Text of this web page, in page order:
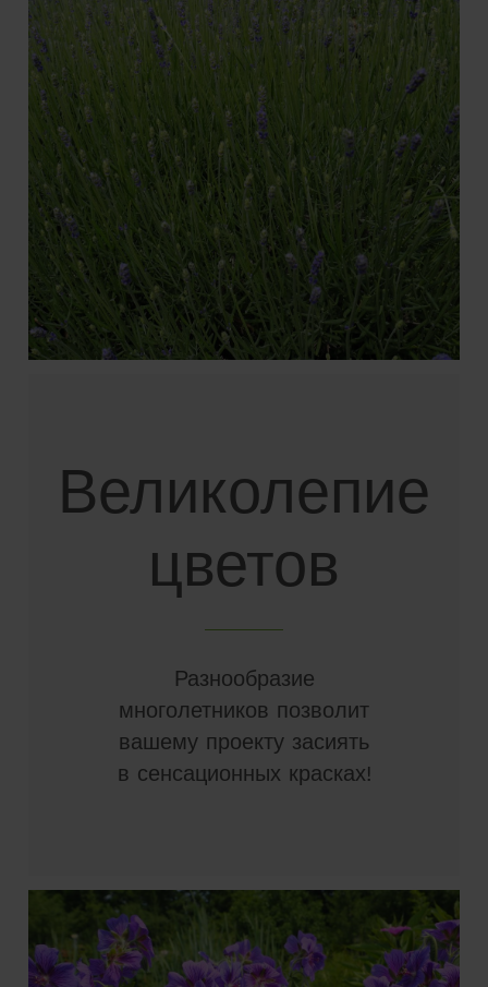
Lavendula angustifolia
Великолепие
цветов
Разнообразие
многолетников позволит
вашему проекту засиять
в сенсационных красках!
}